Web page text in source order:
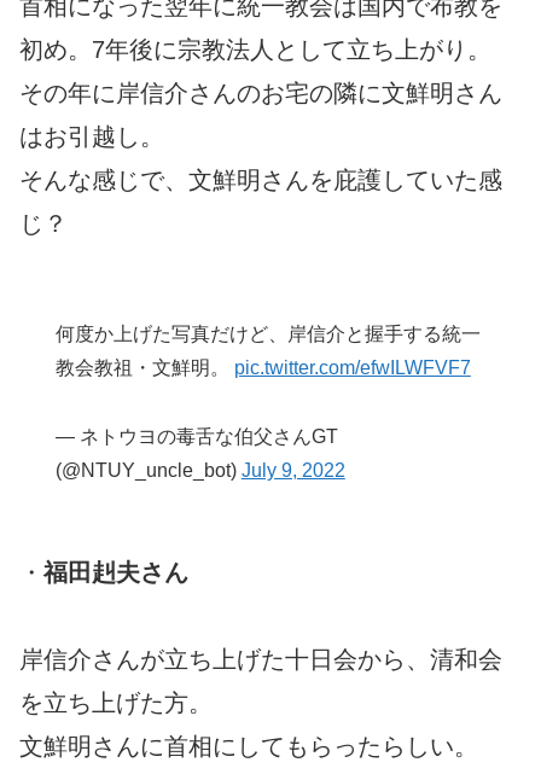
首相になった翌年に統一教会は国内で布教を
初め。7年後に宗教法人として立ち上がり。
その年に岸信介さんのお宅の隣に文鮮明さん
はお引越し。
そんな感じで、文鮮明さんを庇護していた感
じ？
何度か上げた写真だけど、岸信介と握手する統一
教会教祖・文鮮明。 pic.twitter.com/efwILWFVF7
— ネトウヨの毒舌な伯父さんGT
(@NTUY_uncle_bot) July 9, 2022
・福田赳夫さん
岸信介さんが立ち上げた十日会から、清和会
を立ち上げた方。
文鮮明さんに首相にしてもらったらしい。